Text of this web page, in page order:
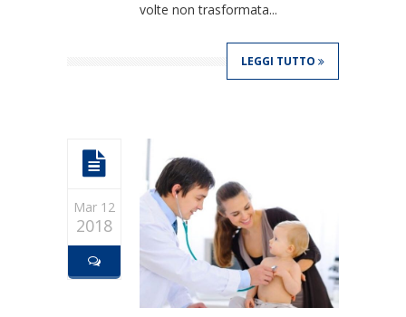
volte non trasformata...
LEGGI TUTTO
Mar 12
2018